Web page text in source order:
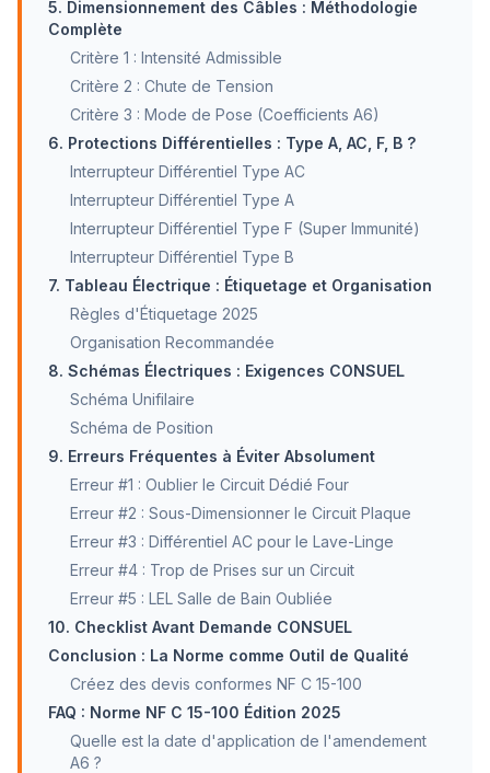
5. Dimensionnement des Câbles : Méthodologie
Complète
Critère 1 : Intensité Admissible
Critère 2 : Chute de Tension
Critère 3 : Mode de Pose (Coefficients A6)
6. Protections Différentielles : Type A, AC, F, B ?
Interrupteur Différentiel Type AC
Interrupteur Différentiel Type A
Interrupteur Différentiel Type F (Super Immunité)
Interrupteur Différentiel Type B
7. Tableau Électrique : Étiquetage et Organisation
Règles d'Étiquetage 2025
Organisation Recommandée
8. Schémas Électriques : Exigences CONSUEL
Schéma Unifilaire
Schéma de Position
9. Erreurs Fréquentes à Éviter Absolument
Erreur #1 : Oublier le Circuit Dédié Four
Erreur #2 : Sous-Dimensionner le Circuit Plaque
Erreur #3 : Différentiel AC pour le Lave-Linge
Erreur #4 : Trop de Prises sur un Circuit
Erreur #5 : LEL Salle de Bain Oubliée
10. Checklist Avant Demande CONSUEL
Conclusion : La Norme comme Outil de Qualité
Créez des devis conformes NF C 15-100
FAQ : Norme NF C 15-100 Édition 2025
Quelle est la date d'application de l'amendement
A6 ?